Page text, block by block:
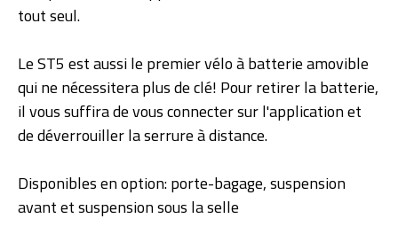
tout seul.
Le ST5 est aussi le premier vélo à batterie amovible
qui ne nécessitera plus de clé! Pour retirer la batterie,
il vous suffira de vous connecter sur l'application et
de déverrouiller la serrure à distance.
Disponibles en option: porte-bagage, suspension
avant et suspension sous la selle